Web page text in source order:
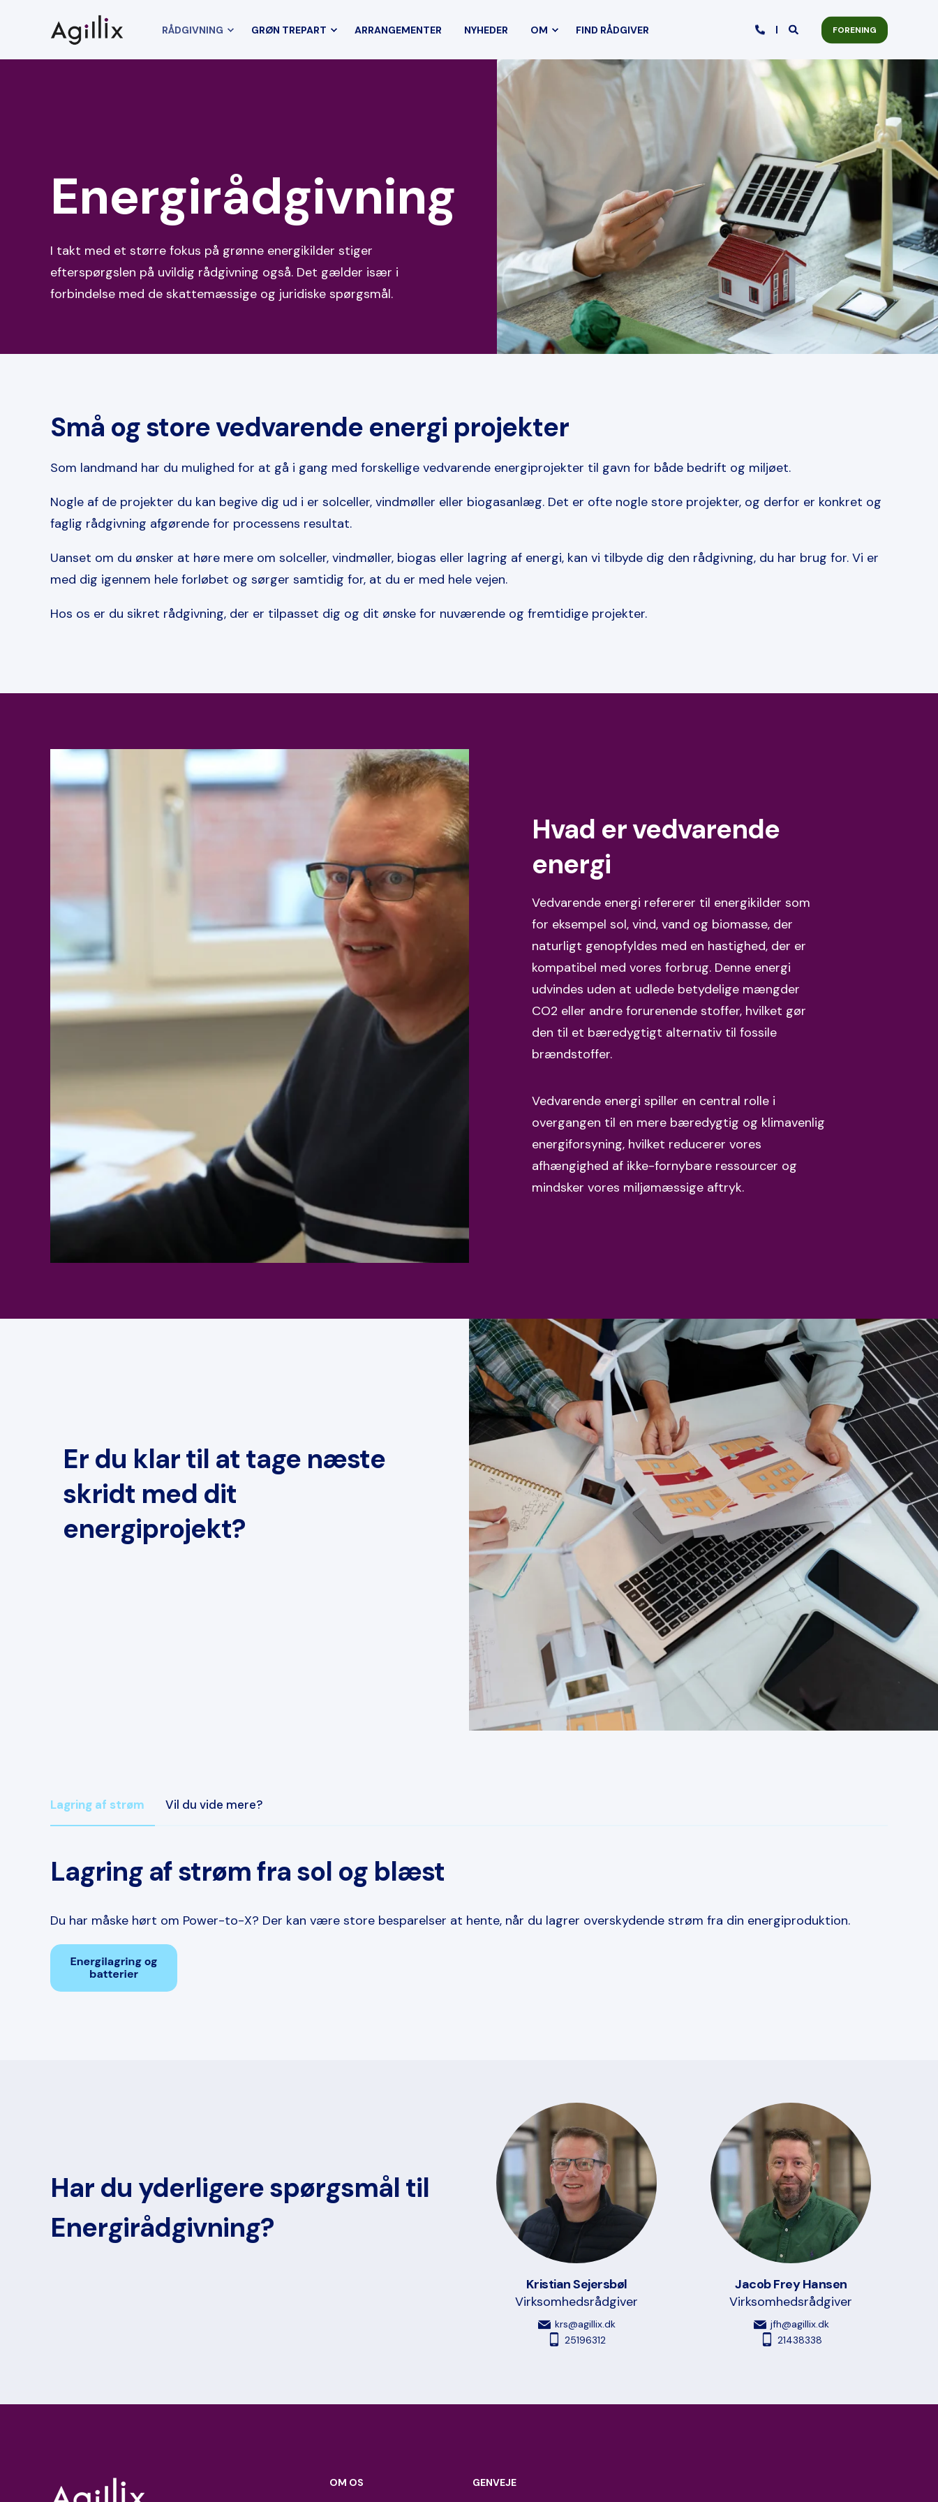
RÅDGIVNING GRØN TREPART ARRANGEMENTER NYHEDER OM FIND RÅDGIVER FORENING
Energirådgivning
I takt med et større fokus på grønne energikilder stiger
efterspørgslen på uvildig rådgivning også. Det gælder især i
forbindelse med de skattemæssige og juridiske spørgsmål.
Små og store vedvarende energi projekter
Som landmand har du mulighed for at gå i gang med forskellige vedvarende energiprojekter til gavn for både bedrift og miljøet.
Nogle af de projekter du kan begive dig ud i er solceller, vindmøller eller biogasanlæg. Det er ofte nogle store projekter, og derfor er konkret og
faglig rådgivning afgørende for processens resultat.
Uanset om du ønsker at høre mere om solceller, vindmøller, biogas eller lagring af energi, kan vi tilbyde dig den rådgivning, du har brug for. Vi er
med dig igennem hele forløbet og sørger samtidig for, at du er med hele vejen.
Hos os er du sikret rådgivning, der er tilpasset dig og dit ønske for nuværende og fremtidige projekter.
Hvad er vedvarende
energi
Vedvarende energi refererer til energikilder som
for eksempel sol, vind, vand og biomasse, der
naturligt genopfyldes med en hastighed, der er
kompatibel med vores forbrug. Denne energi
udvindes uden at udlede betydelige mængder
CO2 eller andre forurenende stoffer, hvilket gør
den til et bæredygtigt alternativ til fossile
brændstoffer.
Vedvarende energi spiller en central rolle i
overgangen til en mere bæredygtig og klimavenlig
energiforsyning, hvilket reducerer vores
afhængighed af ikke-fornybare ressourcer og
mindsker vores miljømæssige aftryk.
Er du klar til at tage næste
skridt med dit
energiprojekt?
Lagring af strøm Vil du vide mere?
Lagring af strøm fra sol og blæst
Du har måske hørt om Power-to-X? Der kan være store besparelser at hente, når du lagrer overskydende strøm fra din energiproduktion.
Har du yderligere spørgsmål til
Energirådgivning?
Kristian Sejersbøl
Virksomhedsrådgiver
krs@agillix.dk
25196312
Jacob Frey Hansen
Virksomhedsrådgiver
jfh@agillix.dk
21438338
OM OS GENVEJE